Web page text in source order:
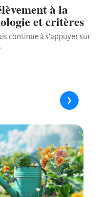
à la
et critères
continue à s'appuyer sur